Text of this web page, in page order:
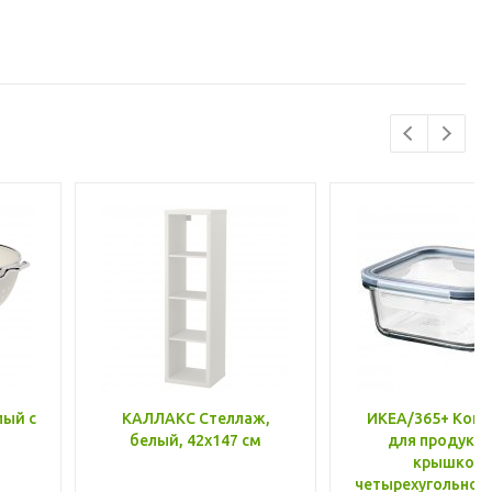
с
КАЛЛАКС Стеллаж,
белый, 42x147 см
ИКЕА/365+
для
крышкой,